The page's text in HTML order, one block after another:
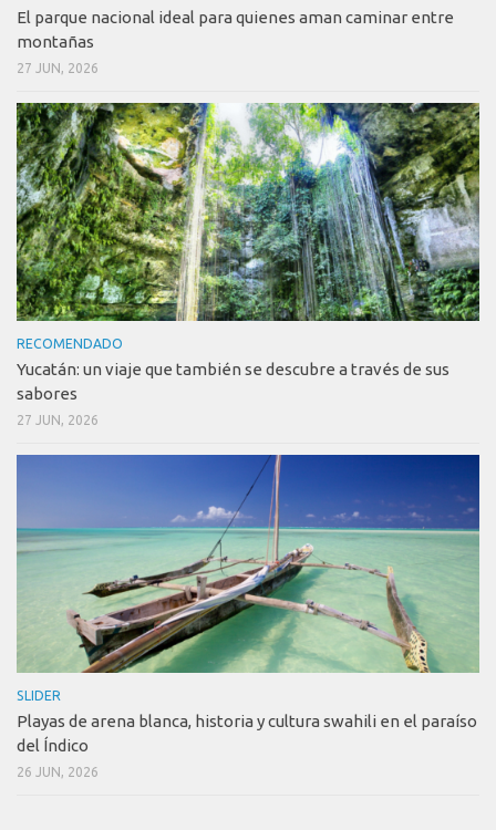
El parque nacional ideal para quienes aman caminar entre
montañas
27 JUN, 2026
RECOMENDADO
Yucatán: un viaje que también se descubre a través de sus
sabores
27 JUN, 2026
SLIDER
Playas de arena blanca, historia y cultura swahili en el paraíso
del Índico
26 JUN, 2026